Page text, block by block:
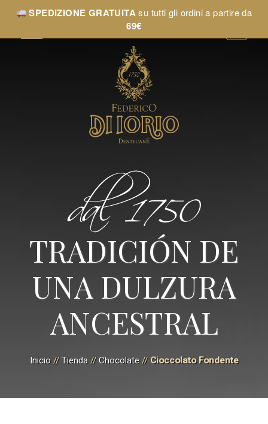
SPEDIZIONE GRATUITAsu tutti gli ordini a partire da
69€
TRADICIÓN DE
UNA DULZURA
ANCESTRAL
Inicio//Tienda//Chocolate// Cioccolato Fondente